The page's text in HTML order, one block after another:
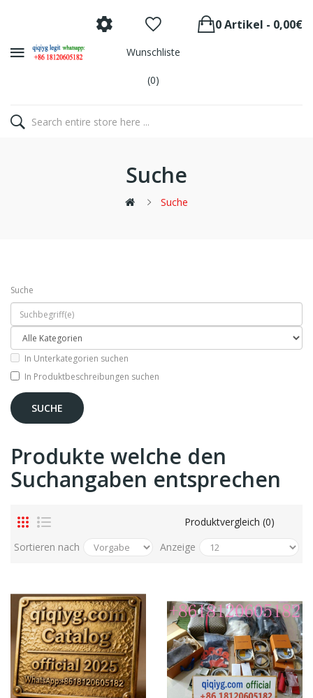
Wunschliste
(0)
0 Artikel - 0,00€
Suche
Suche
Suche
In Unterkategorien suchen
In Produktbeschreibungen suchen
Produkte welche den
Suchangaben entsprechen
Produktvergleich (0)
Sortieren nach
Anzeige